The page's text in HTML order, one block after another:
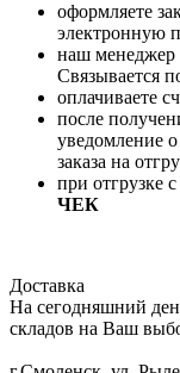
оформляете
электронную
наш менеджер
Связывается
оплачиваете
после
уведомление о
заказа на
при отгрузке
ЧЕК
Доставка
На сегодняшний
складов на Ваш